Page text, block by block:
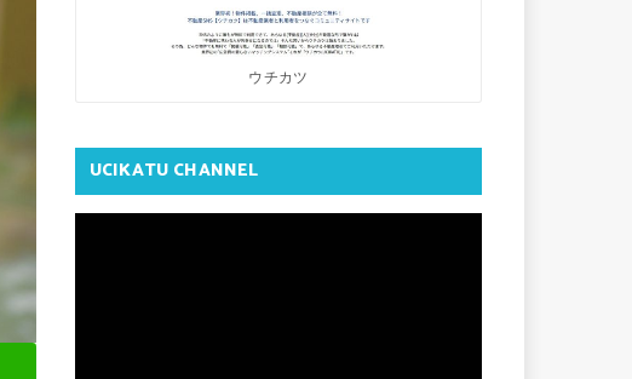
ウチカツ
UCIKATU CHANNEL